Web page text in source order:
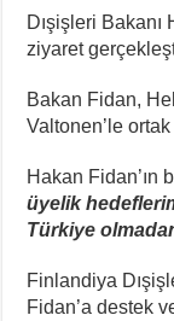
Dışişleri
ziyaret
Bakan Fidan,
Valtonen’le ortak
Hakan Fidan’ın
üyelik
Türkiye
Finlandiya
Fidan’a destek